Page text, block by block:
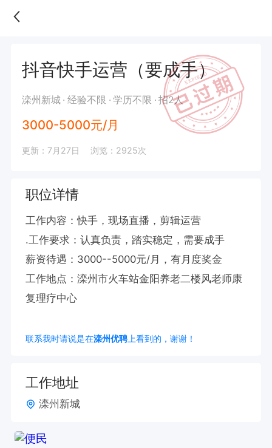
抖音快手运营（要成手）
滦州新城 经验不限 学历不限 招2人
3000-5000元/月
更新：7月27日 浏览：2925次
职位详情
工作内容：快手，现场直播，剪辑运营
.工作要求：认真负责，踏实稳定，需要成手
薪资待遇：3000--5000元/月，有月度奖金
工作地点：滦州市火车站金阳养老二楼风老师康
复理疗中心
联系我时请说是在滦州优聘上看到的，谢谢！
工作地址
滦州新城